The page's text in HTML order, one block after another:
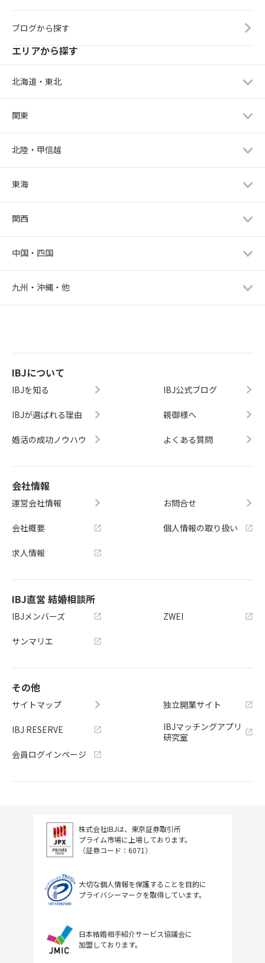
ブログから探す
エリアから探す
北海道・東北
関東
北陸・甲信越
東海
関西
中国・四国
九州・沖縄・他
IBJについて
IBJを知る
IBJが選ばれる理由
婚活の成功ノウハウ
IBJ公式ブログ
親御様へ
よくある質問
会社情報
運営会社情報
会社概要
求人情報
お問合せ
個人情報の取り扱い
IBJ直営 結婚相談所
IBJメンバーズ
サンマリエ
ZWEI
その他
サイトマップ
IBJ RESERVE
会員ログインページ
独立開業サイト
IBJマッチングアプリ
研究室
株式会社IBJは、東京証券取引所
プライム市場に上場しております。
（証券コード：6071）
大切な個人情報を保護することを目的に
プライバシーマークを取得しています。
日本結婚相手紹介サービス協議会に
加盟しております。